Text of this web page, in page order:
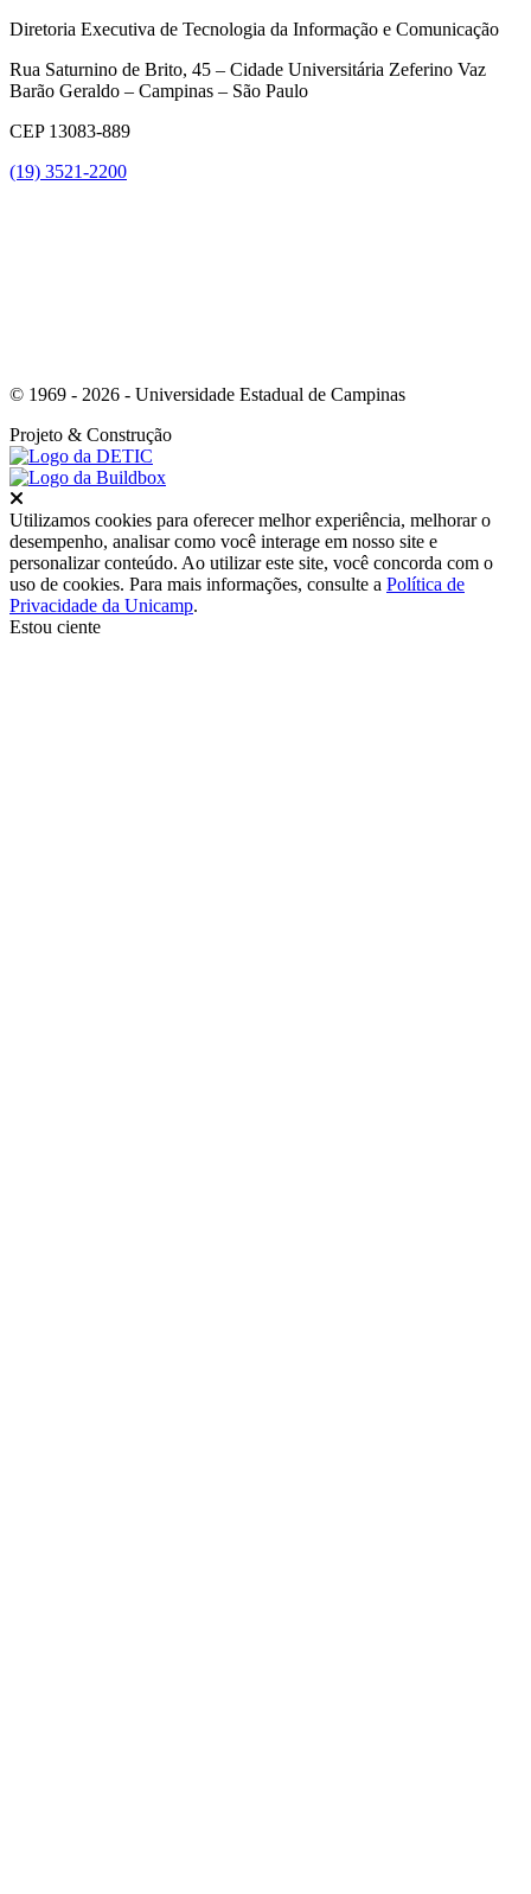
Diretoria Executiva de Tecnologia da Informação e Comunicação
Rua Saturnino de Brito, 45 – Cidade Universitária Zeferino Vaz
Barão Geraldo – Campinas – São Paulo
CEP 13083-889
(19) 3521-2200
© 1969 - 2026 - Universidade Estadual de Campinas
Projeto & Construção
Utilizamos cookies para oferecer melhor experiência, melhorar o
desempenho, analisar como você interage em nosso site e
personalizar conteúdo. Ao utilizar este site, você concorda com o
uso de cookies. Para mais informações, consulte a Política de
Privacidade da Unicamp.
Estou ciente